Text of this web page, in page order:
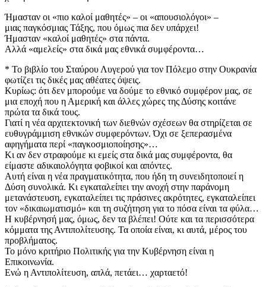
​Ήμασταν οι «πιο καλοί μαθητές» – οι «απουσιολόγοι» –
μιας παγκόσμιας Τάξης, που όμως πια δεν υπάρχει!
Ήμασταν «καλοί μαθητές» στα πάντα.
Αλλά «αμελείς» στα δικά μας εθνικά συμφέροντα…
​* Το βιβλίο του Σταύρου Λυγερού για τον Πόλεμο στην Ουκρανία
φωτίζει τις δικές μας αθέατες όψεις.
​Κυρίως: ότι δεν μπορούμε να δούμε το εθνικό συμφέρον μας, σε
μια εποχή που η Αμερική και άλλες χώρες της Δύσης κοιτάνε
πρώτα τα δικά τους.
​Γιατί η νέα αρχιτεκτονική των διεθνών σχέσεων θα στηρίζεται σε
ευθυγράμμιση εθνικών συμφερόντων. Όχι σε ξεπερασμένα
αφηγήματα περί «παγκοσμιοποίησης»…
​Κι αν δεν στραφούμε κι εμείς στα δικά μας συμφέροντα, θα
είμαστε αδικαιολόγητα φοβικοί και απόντες.
​Αυτή είναι η νέα πραγματικότητα, που ήδη τη συνειδητοποιεί η
Δύση συνολικά. Κι εγκαταλείπει την ανοχή στην παράνομη
μετανάστευση, εγκαταλείπει τις πράσινες ακρότητες, εγκαταλείπει
τον «δικαιωματισμό» και τη συζήτηση για το πόσα είναι τα φύλα…
​Η κυβέρνησή μας, όμως, δεν τα βλέπει! Ούτε και τα περισσότερα
κόμματα της Αντιπολίτευσης. Τα οποία είναι, κι αυτά, μέρος του
προβλήματος.
​Το μόνο κριτήριο Πολιτικής για την Κυβέρνηση είναι η
Επικοινωνία.
Ενώ η Αντιπολίτευση, απλά, πετάει… χαρταετό!